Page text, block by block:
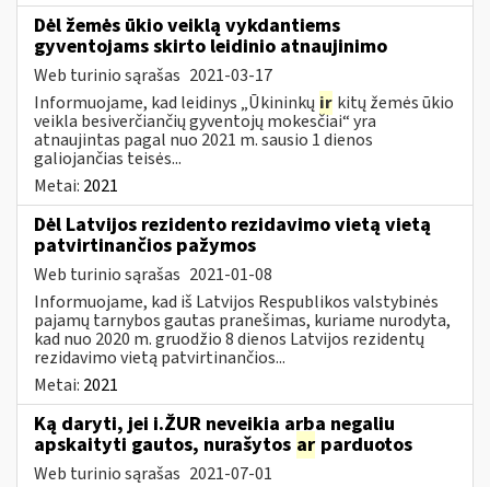
Dėl žemės ūkio veiklą vykdantiems
gyventojams skirto leidinio atnaujinimo
Web turinio sąrašas 2021-03-17
Informuojame, kad leidinys „Ūkininkų ir kitų žemės ūkio
veikla besiverčiančių gyventojų mokesčiai“ yra
atnaujintas pagal nuo 2021 m. sausio 1 dienos
galiojančias teisės...
Metai: 2021
Dėl Latvijos rezidento rezidavimo vietą vietą
patvirtinančios pažymos
Web turinio sąrašas 2021-01-08
Informuojame, kad iš Latvijos Respublikos valstybinės
pajamų tarnybos gautas pranešimas, kuriame nurodyta,
kad nuo 2020 m. gruodžio 8 dienos Latvijos rezidentų
rezidavimo vietą patvirtinančios...
Metai: 2021
Ką daryti, jei i.ŽUR neveikia arba negaliu
apskaityti gautos, nurašytos ar parduotos
Web turinio sąrašas 2021-07-01